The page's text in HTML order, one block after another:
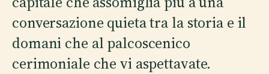
conversazione quieta tra la storia e il
domani che al palcoscenico
cerimoniale che vi aspettavate.